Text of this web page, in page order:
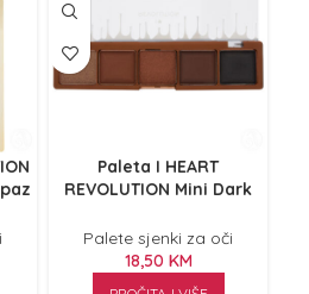
Paleta I HEART
REVOLUTION Mini Dark
Palete sjenki za oči
18,50 KM